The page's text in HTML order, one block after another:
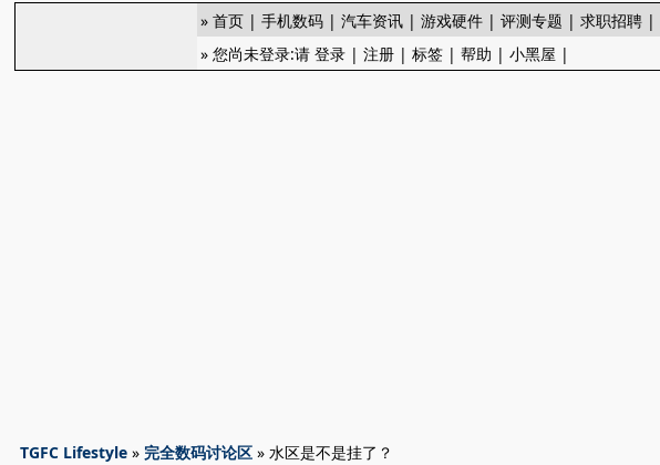
»首页 |手机数码 |汽车资讯 |游戏硬件 |评测专题 |求职招聘 |
» 您尚未登录:请登录 |注册 |标签 |帮助 |小黑屋 |
TGFC Lifestyle » 完全数码讨论区 » 水区是不是挂了？